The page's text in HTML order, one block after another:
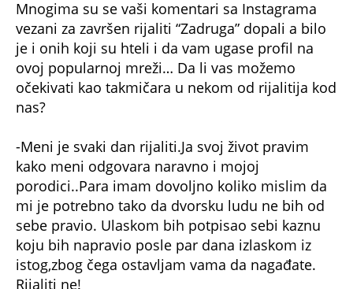
vezani za završen rijaliti “Zadruga” dopali a bilo
je i onih koji su hteli i da vam ugase profil na
ovoj popularnoj mreži… Da li vas možemo
očekivati kao takmičara u nekom od rijalitija kod
nas?
kako meni odgovara naravno i mojoj
porodici..Para imam dovoljno koliko mislim da
mi je potrebno tako da dvorsku ludu ne bih od
sebe pravio. Ulaskom bih potpisao sebi kaznu
koju bih napravio posle par dana izlaskom iz
istog,zbog čega ostavljam vama da nagađate.
Rijaliti ne!